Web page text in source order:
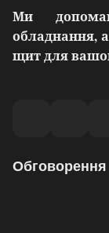
Ми
обладнання,
щит для
Обговорення